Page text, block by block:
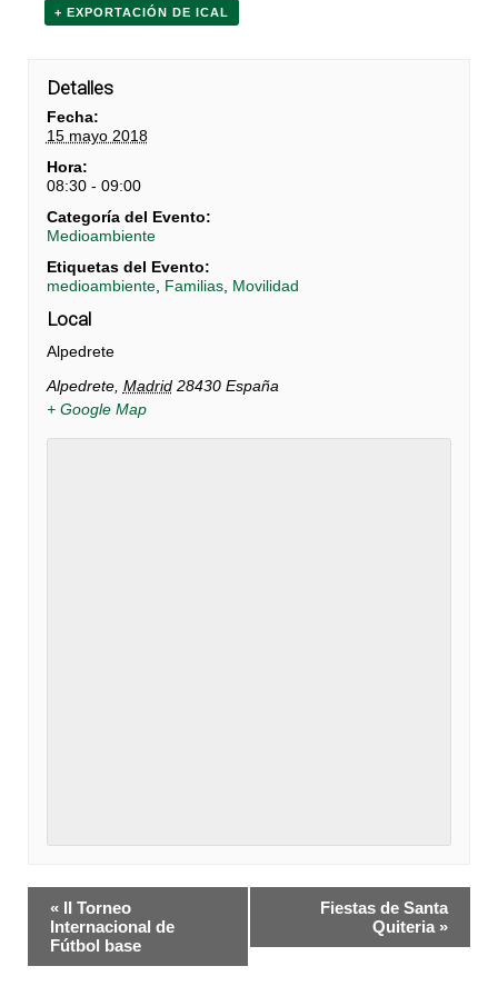
+ EXPORTACIÓN DE ICAL
Detalles
Fecha:
15 mayo 2018
Hora:
08:30 - 09:00
Categoría del Evento:
Medioambiente
Etiquetas del Evento:
medioambiente, Familias, Movilidad
Local
Alpedrete
Alpedrete, Madrid 28430 España
+ Google Map
Navegación
del
Evento
« II Torneo
Internacional de
Fútbol base
Fiestas de Santa
Quiteria »